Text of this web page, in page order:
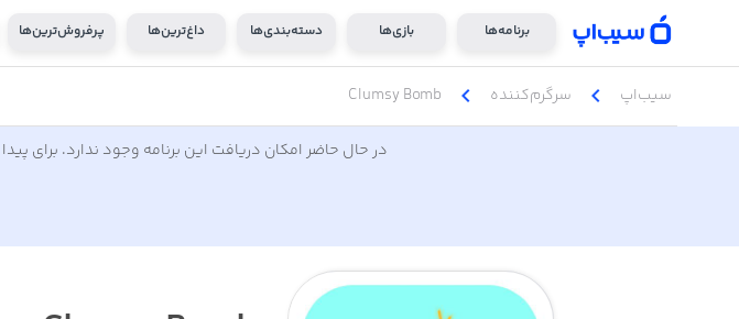
برنامه‌ها بازی‌ها دسته‌بندی‌ها داغ‌ترین‌ها پرفروش‌ترین‌ها
سیب‌اپ chevron_left سرگرم‌کننده chevron_left
Clumsy Bomb
در حال حاضر امکان دریافت این برنامه وجود ندارد. برای